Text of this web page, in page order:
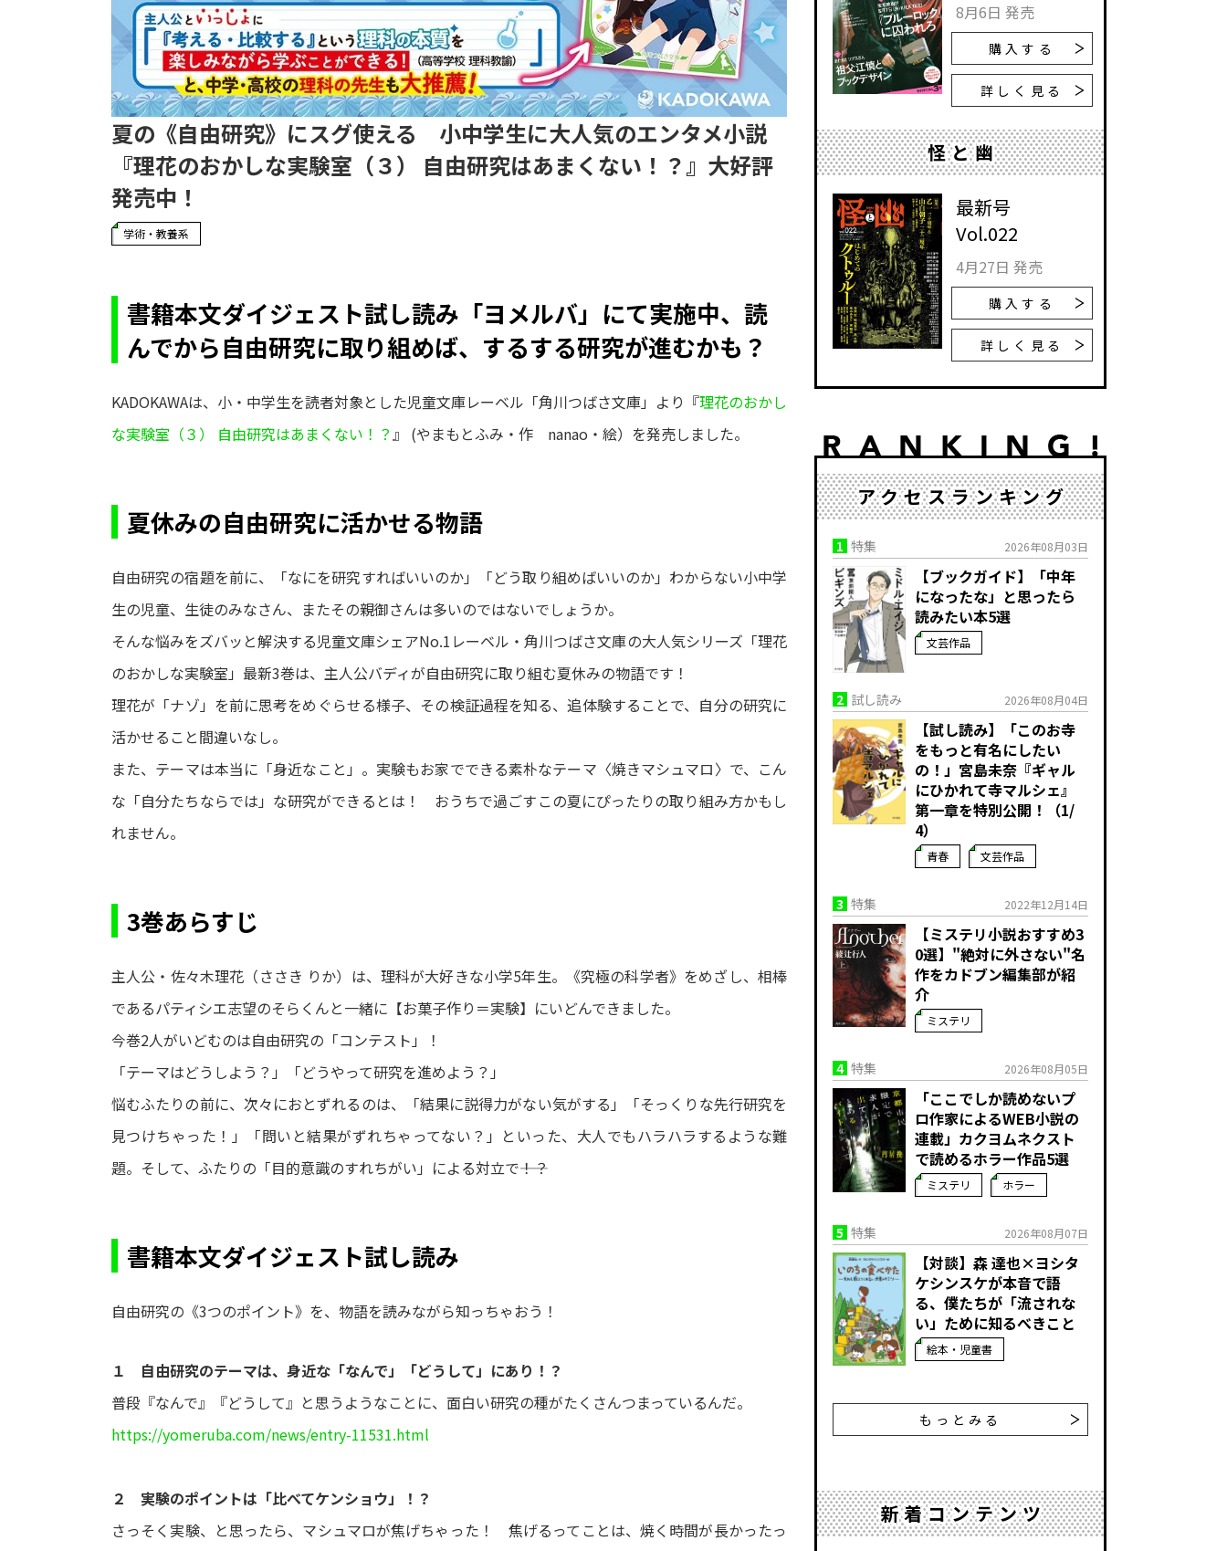
夏の《自由研究》にスグ使える 小中学生に大人気のエンタメ小説
『理花のおかしな実験室（３） 自由研究はあまくない！？』大好評
発売中！
学術・教養系
書籍本文ダイジェスト試し読み「ヨメルバ」にて実施中、読
んでから自由研究に取り組めば、するする研究が進むかも？
KADOKAWAは、小・中学生を読者対象とした児童文庫レーベル「角川つばさ文庫」より『理花のおかし
な実験室（３） 自由研究はあまくない！？ 』 (やまもとふみ・作 nanao・絵）を発売しました。
夏休みの自由研究に活かせる物語
自由研究の宿題を前に、「なにを研究すればいいのか」「どう取り組めばいいのか」わからない小中学
生の児童、生徒のみなさん、またその親御さんは多いのではないでしょうか。
そんな悩みをズバッと解決する児童文庫シェアNo.1レーベル・角川つばさ文庫の大人気シリーズ「理花
のおかしな実験室」最新3巻は、主人公バディが自由研究に取り組む夏休みの物語です！
理花が「ナゾ」を前に思考をめぐらせる様子、その検証過程を知る、追体験することで、自分の研究に
活かせること間違いなし。
また、テーマは本当に「身近なこと」。実験もお家でできる素朴なテーマ〈焼きマシュマロ〉で、こん
な「自分たちならでは」な研究ができるとは！ おうちで過ごすこの夏にぴったりの取り組み方かもし
れません。
3巻あらすじ
主人公・佐々木理花（ささき りか）は、理科が大好きな小学5年生。《究極の科学者》をめざし、相棒
であるパティシエ志望のそらくんと一緒に【お菓子作り＝実験】にいどんできました。
今巻2人がいどむのは自由研究の「コンテスト」！
「テーマはどうしよう？」「どうやって研究を進めよう？」
悩むふたりの前に、次々におとずれるのは、「結果に説得力がない気がする」「そっくりな先行研究を
見つけちゃった！」「問いと結果がずれちゃってない？」といった、大人でもハラハラするような難
題。そして、ふたりの「目的意識のすれちがい」による対立で――！？
書籍本文ダイジェスト試し読み
自由研究の《3つのポイント》を、物語を読みながら知っちゃおう！
１ 自由研究のテーマは、身近な「なんで」「どうして」にあり！？
普段『なんで』『どうして』と思うようなことに、面白い研究の種がたくさんつまっているんだ。
https://yomeruba.com/news/entry-11531.html
２ 実験のポイントは「比べてケンショウ」！？
さっそく実験、と思ったら、マシュマロが焦げちゃった！ 焦げるってことは、焼く時間が長かったっ
8月6日 発売
購入する
詳しく見る
怪と幽
最新号
Vol.022
4月27日 発売
購入する
詳しく見る
アクセスランキング
1 特集 2026年08月03日
【ブックガイド】「中年
になったな」と思ったら
読みたい本5選
文芸作品
2 試し読み 2026年08月04日
【試し読み】「このお寺
をもっと有名にしたい
の！」宮島未奈『ギャル
にひかれて寺マルシェ』
第一章を特別公開！（1/
4）
青春 文芸作品
3 特集 2022年12月14日
【ミステリ小説おすすめ3
0選】"絶対に外さない"名
作をカドブン編集部が紹
介
ミステリ
4 特集 2026年08月05日
「ここでしか読めないプ
ロ作家によるWEB小説の
連載」――カクヨムネクスト
で読めるホラー作品5選
ミステリ ホラー
5 特集 2026年08月07日
【対談】森 達也×ヨシタ
ケシンスケが本音で語
る、僕たちが「流されな
い」ために知るべきこと
絵本・児童書
もっとみる
新着コンテンツ